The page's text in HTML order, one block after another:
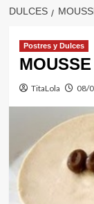
DULCES
Postres y Dulces
TitaLola 08/